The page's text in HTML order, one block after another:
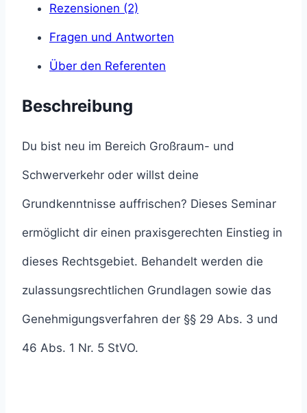
Rezensionen (2)
Fragen und Antworten
Über den Referenten
Beschreibung
Du bist neu im Bereich Großraum- und
Schwerverkehr oder willst deine
Grundkenntnisse auffrischen? Dieses Seminar
ermöglicht dir einen praxisgerechten Einstieg in
dieses Rechtsgebiet. Behandelt werden die
zulassungsrechtlichen Grundlagen sowie das
Genehmigungsverfahren der §§ 29 Abs. 3 und
46 Abs. 1 Nr. 5 StVO.